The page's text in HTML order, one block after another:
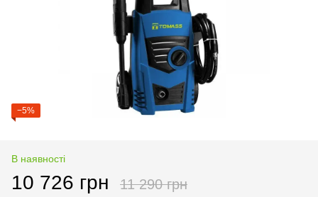
−5%
В наявності
10 726 грн 11 290 грн